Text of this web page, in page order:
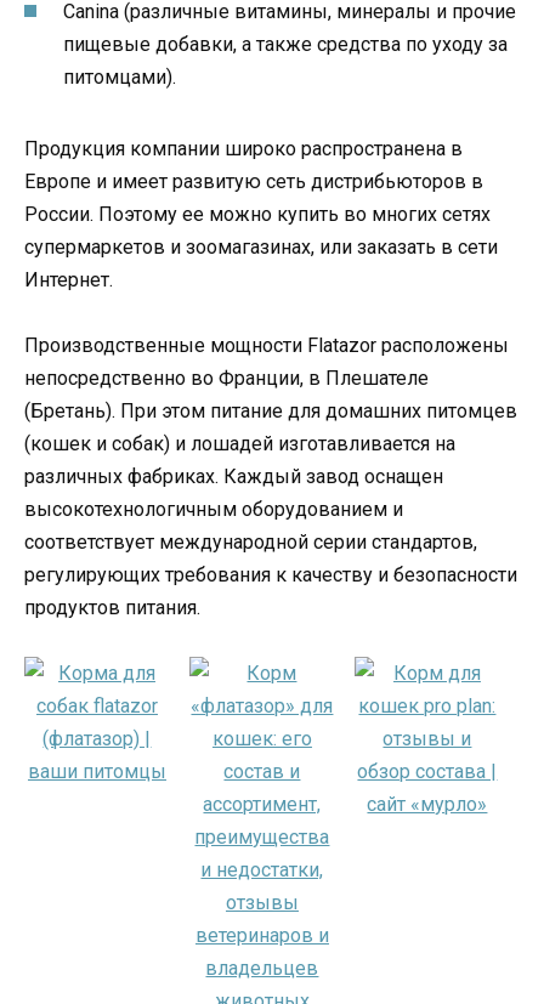
Canina (различные витамины, минералы и прочие
пищевые добавки, а также средства по уходу за
питомцами).
Продукция компании широко распространена в
Европе и имеет развитую сеть дистрибьюторов в
России. Поэтому ее можно купить во многих сетях
супермаркетов и зоомагазинах, или заказать в сети
Интернет.
Производственные мощности Flatazor расположены
непосредственно во Франции, в Плешателе
(Бретань). При этом питание для домашних питомцев
(кошек и собак) и лошадей изготавливается на
различных фабриках. Каждый завод оснащен
высокотехнологичным оборудованием и
соответствует международной серии стандартов,
регулирующих требования к качеству и безопасности
продуктов питания.